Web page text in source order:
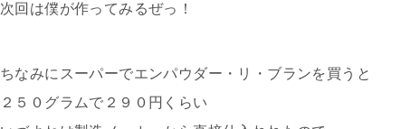
次回は僕が作ってみるぜっ！
ちなみにスーパーでエンパウダー・リ・ブランを買うと
２５０グラムで２９０円くらい